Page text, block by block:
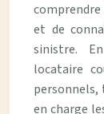
et de
sinistre.
locataire
personnels,
en charge